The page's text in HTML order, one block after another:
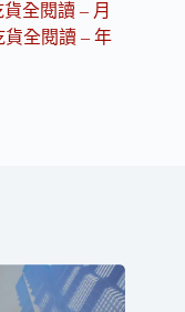
全閱讀 – 月
全閱讀 – 年